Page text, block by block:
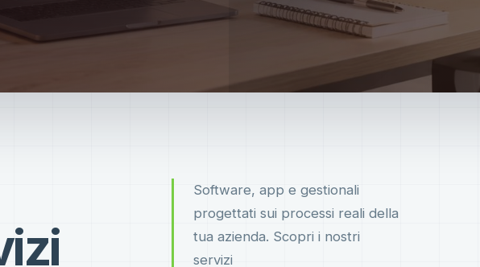
Software, app e gestionali
progettati sui processi reali della
tua azienda. Scopri i nostri
servizi